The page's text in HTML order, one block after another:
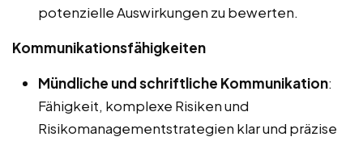
potenzielle Auswirkungen zu bewerten.
Kommunikationsfähigkeiten
Mündliche und schriftliche Kommunikation:
Fähigkeit, komplexe Risiken und
Risikomanagementstrategien klar und präzise